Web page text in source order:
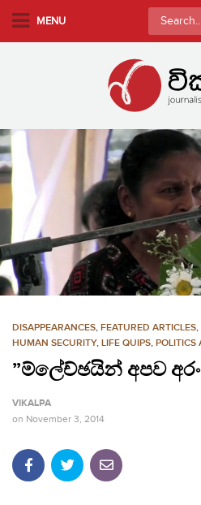
m
a
i
c
n
t
e
MENU
Search
for:
DISAPPEARANCES, FEATURED ARTICLES,
HUMAN SECURITY, LIFE QUIPS, POLITICS
”ම්ලේච්ඡයින් අපව අරං
VIKALPA
on November 3, 2014